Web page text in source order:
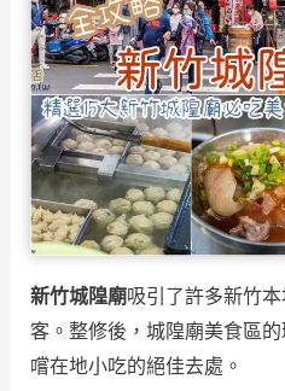
新竹城隍廟吸引了許多新竹
客。整修後，城隍廟美食區
嚐在地小吃的絕佳去處。